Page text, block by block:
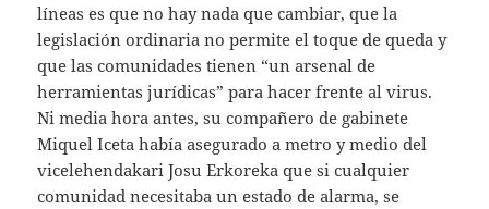
líneas es que no hay nada que cambiar, que la
legislación ordinaria no permite el toque de queda y
que las comunidades tienen “un arsenal de
herramientas jurídicas” para hacer frente al virus.
Ni media hora antes, su compañero de gabinete
Miquel Iceta había asegurado a metro y medio del
vicelehendakari Josu Erkoreka que si cualquier
comunidad necesitaba un estado de alarma, se